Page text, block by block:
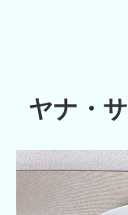
ヤナ・